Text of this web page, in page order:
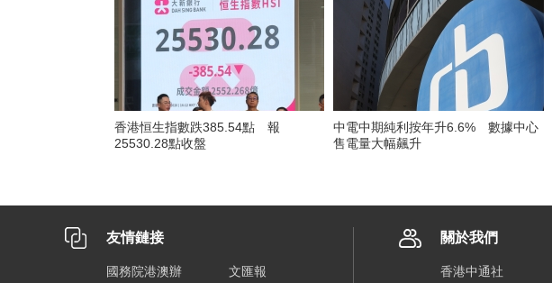
香港恒生指數跌385.54點 報
25530.28點收盤
中電中期純利按年升6.6% 數據中心
售電量大幅飆升
友情鏈接
國務院港澳辦 文匯報
關於我們
香港中通社